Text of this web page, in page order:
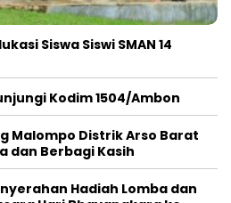
Siswa Siswi SMAN 14
Kodim 1504/Ambon
Malompo Distrik Arso Barat
dan Berbagi Kasih
Hadiah Lomba dan